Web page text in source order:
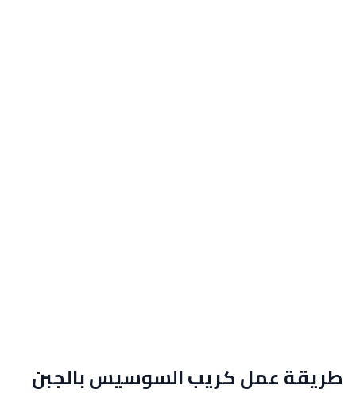
طريقة عمل كريب السوسيس بالجبن